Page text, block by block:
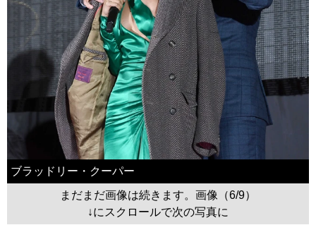
ブラッドリー・クーパー
まだまだ画像は続きます。画像（6/9）
↓にスクロールで次の写真に